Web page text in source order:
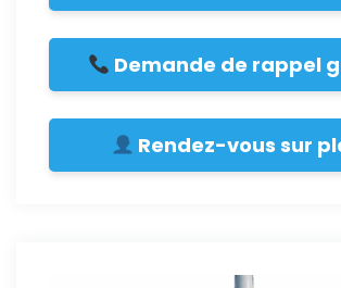
Demande de rappel
Rendez-vous sur